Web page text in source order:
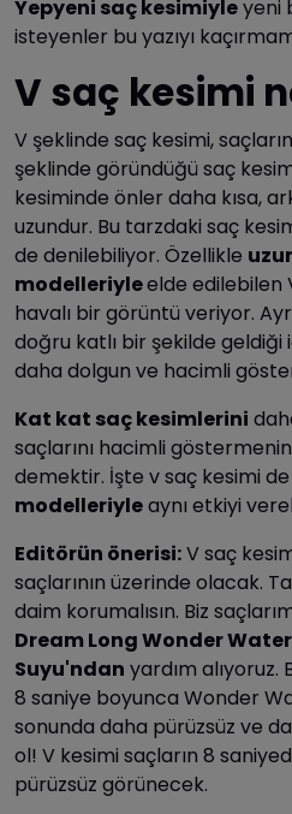
Yepyeni saç kesimiyleyeni
isteyenler bu yazıyı
V saç kesimi
V şeklinde saç kesimi,
şeklinde göründüğü saç
kesiminde önler daha kısa,
uzundur. Bu tarzdaki saç
de denilebiliyor. Özellikle
modelleriyleelde edilebilen
havalı bir görüntü veriyor.
doğru katlı bir şekilde geldiği
daha dolgun ve hacimli
Kat kat saç kesimlerini
saçlarını hacimli
demektir. İşte v saç kesimi
modelleriyleaynı etkiyi
Editörün önerisi:V saç
saçlarının üzerinde olacak.
daim korumalısın. Biz
Dream Long Wonder
Suyu'ndan yardım alıyoruz.
8 saniye boyunca Wonder
sonunda daha pürüzsüz ve
ol! V kesimi saçların 8
pürüzsüz görünecek.